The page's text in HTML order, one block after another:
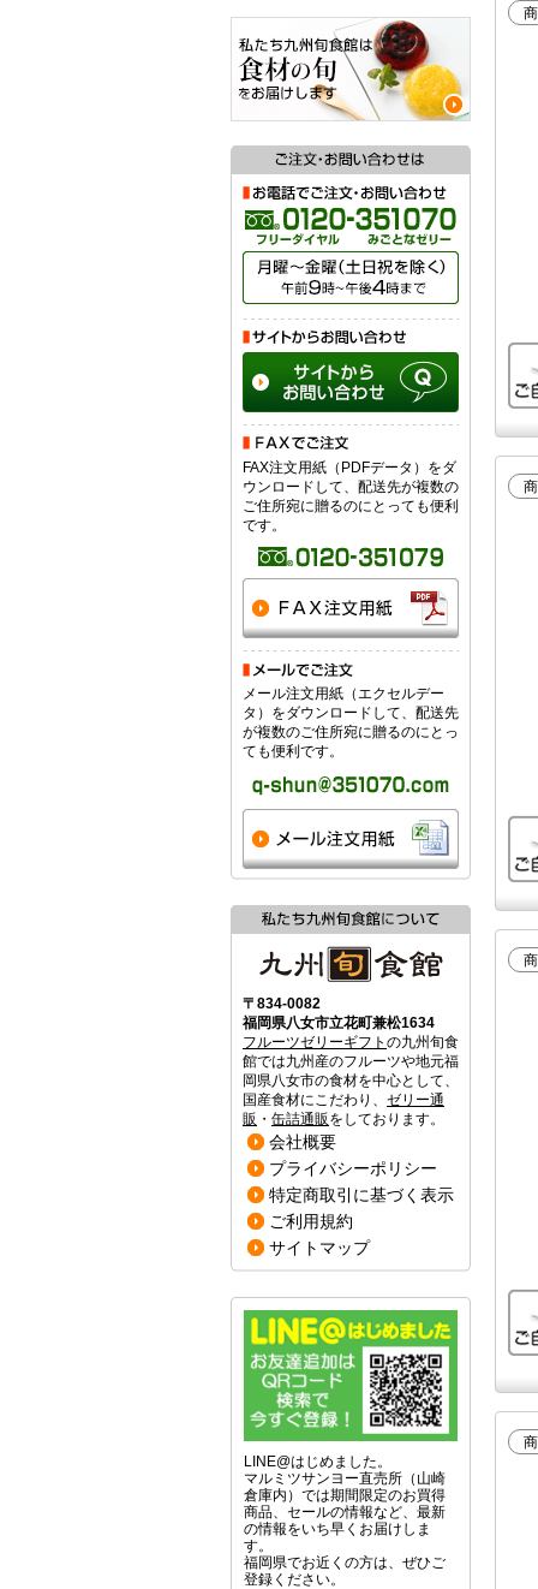
FAX注文用紙（PDFデータ）をダ
ウンロードして、配送先が複数の
ご住所宛に贈るのにとっても便利
です。
メール注文用紙（エクセルデー
タ）をダウンロードして、配送先
が複数のご住所宛に贈るのにとっ
ても便利です。
〒834-0082
福岡県八女市立花町兼松1634
フルーツゼリーギフト の九州旬食
館では九州産のフルーツや地元福
岡県八女市の食材を中心として、
国産食材にこだわり、 ゼリー通
販 ・ 缶詰通販 をしております。
会社概要
プライバシーポリシー
特定商取引に基づく表示
ご利用規約
サイトマップ
LINE@はじめました。
マルミツサンヨー直売所（山崎
倉庫内）では期間限定のお買得
商品、セールの情報など、最新
の情報をいち早くお届けしま
す。
福岡県でお近くの方は、ぜひご
登録ください。